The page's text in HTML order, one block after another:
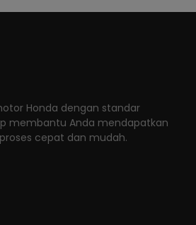
Honda dengan standar
membantu Anda mendapatkan
cepat dan mudah.